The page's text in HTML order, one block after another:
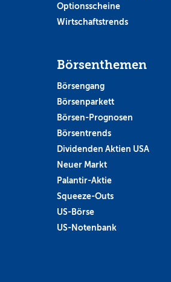
Optionsscheine
Wirtschaftstrends
Börsenthemen
Börsengang
Börsenparkett
Börsen-Prognosen
Börsentrends
Dividenden Aktien USA
Neuer Markt
Palantir-Aktie
Squeeze-Outs
US-Börse
US-Notenbank